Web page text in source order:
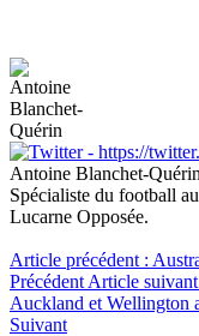
Antoine Blanchet-Quérin
Spécialiste du football
Lucarne Opposée.
Article précédent :
Précédent Article
Auckland et Wellington
Suivant